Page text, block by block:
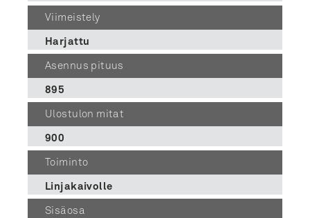
Viimeistely
Harjattu
Asennus pituus
895
Ulostulon mitat
900
Toiminto
Linjakaivolle
Sisäosa